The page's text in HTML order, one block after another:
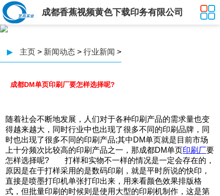
成都香蕉视频黄色下载印务有限公司
▶ 主页 > 新闻动态 > 行业新闻 >
成都DM单页印刷厂要怎样选择呢?
随着社会不断地发展，人们对于各种印刷产品的需求量也变
得越来越大，同时行业中也出现了很多不同的印刷品牌，同
时也出现了很多不同的印刷产品;其中DM单页就是目前市场
上十分频次比较高的印刷产品之一，那成都DM单页印刷厂要
怎样选择呢? 打样和实物不一样的情况是一定会存在的，
原因是在于打样采用的是数码印刷，就是平时所说的快印，
直接是喷墨打印机单张打印出来，用来看颜色效果排版格
式，但批量印刷的时候则是使用大型的印刷机制作，这是第